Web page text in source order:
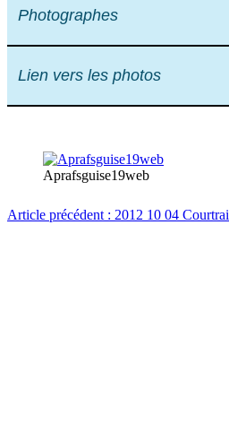
Photographes
Lien vers les photos
Aprafsguise19web
Article précédent : 2012 10 04 Courtrai